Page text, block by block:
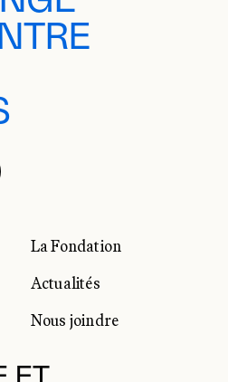
La Fondation
Actualités
Nous joindre
SUR
NOUS SUR
NOUS SUR